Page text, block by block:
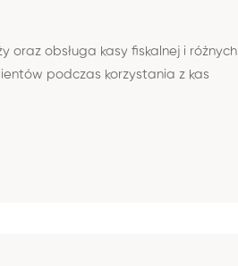
obsługa kasy fiskalnej i różnych
podczas korzystania z kas